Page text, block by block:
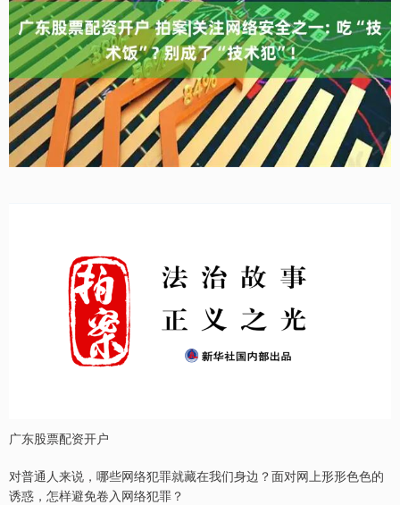
广东股票配资开户
对普通人来说，哪些网络犯罪就藏在我们身边？面对网上形形色色的
诱惑，怎样避免卷入网络犯罪？